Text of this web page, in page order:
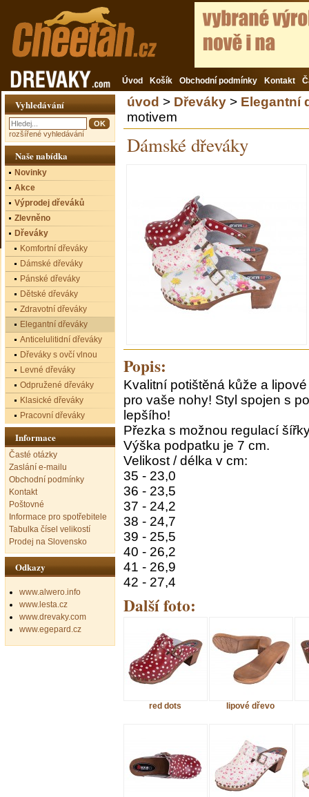
Úvod Košík Obchodní podmínky Kontakt
úvod > Dřeváky > Elegantní
motivem
Dámské dřeváky
Popis:
Kvalitní potištěná kůže a
pro vaše nohy! Styl spojen s
lepšího!
Přezka s možnou regulací
Výška podpatku je 7 cm.
Velikost / délka v cm:
35 - 23,0
36 - 23,5
37 - 24,2
38 - 24,7
39 - 25,5
40 - 26,2
41 - 26,9
42 - 27,4
Další foto:
red dots lipové dřevo
Vyhledávání
rozšířené vyhledávání
Naše nabídka
Novinky
Akce
Výprodej dřeváků
Zlevněno
Dřeváky
Komfortní dřeváky
Dámské dřeváky
Pánské dřeváky
Dětské dřeváky
Zdravotní dřeváky
Elegantní dřeváky
Anticelulitidní dřeváky
Dřeváky s ovčí vlnou
Levné dřeváky
Odpružené dřeváky
Klasické dřeváky
Pracovní dřeváky
Informace
Časté otázky
Zaslání e-mailu
Obchodní podmínky
Kontakt
Poštovné
Informace pro spotřebitele
Tabulka čísel velikostí
Prodej na Slovensko
Odkazy
www.alwero.info
www.lesta.cz
www.drevaky.com
www.egepard.cz